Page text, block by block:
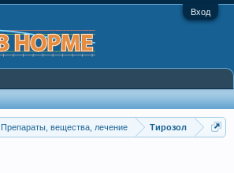
Вход
Препараты, вещества, лечение Тирозол